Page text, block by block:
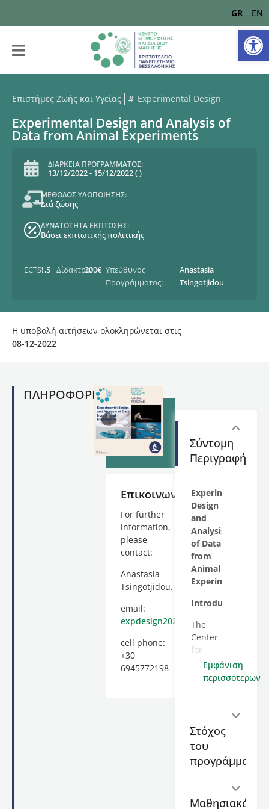
GR EN
Επιστήμες Ζωής και Υγείας Experimental Design
Experimental Design and Analysis of
Data from Animal Experiments
ΔΙΑΡΚΕΙΑ ΠΡΟΓΡΑΜΜΑΤΟΣ:
13/12/2022- 15/12/2022()
ΜΕΘΟΔΟΣ ΥΛΟΠΟΙΗΣΗΣ:
Διά ζώσης
ΔΥΝΑΤΟΤΗΤΑ ΕΚΠΤΩΣΗΣ:
Βάσει εκπτωτικής πολιτικής
ECTS:1,5 Δίδακτρα:300€ Υπεύθυνος
Προγράμματος:
Anastasia
Tsingotjidou
Η υποβολή αιτήσεων ολοκληρώνεται στις
08-12-2022
ΠΛΗΡΟΦΟΡΙΕΣ
Επικοινωνία
For further
information,
please
contact:
Anastasia
Tsingotjidou,
email:
expdesign2022@gmail.com
cell phone:
+30
6945772198
Σύντομη
Περιγραφή
Experimental
Design
and
Analysis
of Data
from
Animal
Experiments
Introduction
The
Center
for
Education
and
Aristotle
University
of
Thessaloniki
the,
Εμφάνιση
περισσότερων
Στόχος
του
προγράμματος
Μαθησιακά